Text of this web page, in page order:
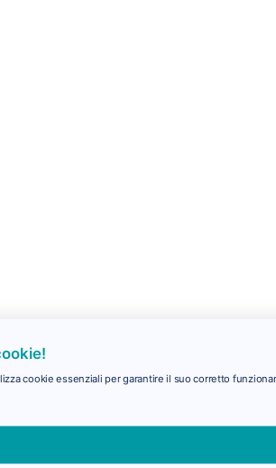
cookie essenziali per garantire il suo corretto